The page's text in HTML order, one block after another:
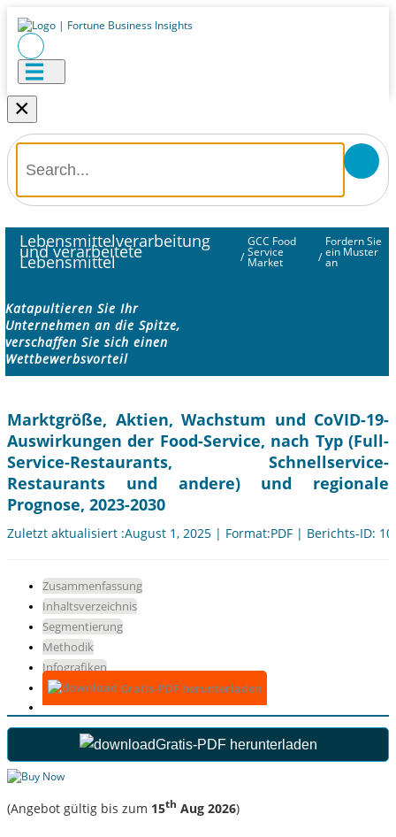
×
Lebensmittelverarbeitung
und verarbeitete
Lebensmittel /
GCC Food
Service
Market /
Fordern Sie
ein Muster
an
Katapultieren Sie Ihr
Unternehmen an die Spitze,
verschaffen Sie sich einen
Wettbewerbsvorteil
Marktgröße, Aktien, Wachstum und CoVID-19-
Auswirkungen der Food-Service, nach Typ (Full-
Service-Restaurants, Schnellservice-
Restaurants und andere) und regionale
Prognose, 2023-2030
Zuletzt aktualisiert :August 1, 2025 | Format:PDF | Berichts-ID:
Zusammenfassung
Inhaltsverzeichnis
Segmentierung
Methodik
Infografiken
Gratis-PDF herunterladen
Gratis-PDF herunterladen
(Angebot gültig bis zum 15th Aug 2026)